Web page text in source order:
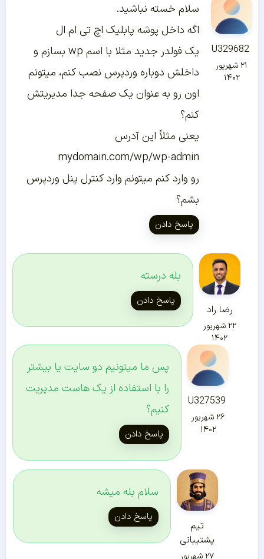
U329682
۲۱ شهریور
۱۴۰۲
سلام خسته نباشید.
اگه داخل پوشه پابلیک اچ تی ام ال
یک فولدر جدید مثلا با اسم wp بسازم و
داخلش دوباره وردپرس نصب کنم، میتونم
اون رو به عنوان یک صفحه جدا مدیریتش
کنم؟
یعنی مثلاً این آدرس
mydomain.com/wp/wp-admin
رو وارد کنم میتونم وارد کنترل پنل وردپرس
بشم؟
پاسخ دادن
رضا راد
۲۲ شهریور
۱۴۰۲
بله درسته
پاسخ دادن
U327539
۲۶ شهریور
۱۴۰۲
پس ما میتونیم دو سایت یا بیشتر
را با استفاده از یک هاست مدیریت
کنیم؟
پاسخ دادن
تیم
پشتیبانی
۲۷ شهریور
سلام بله میشه
پاسخ دادن